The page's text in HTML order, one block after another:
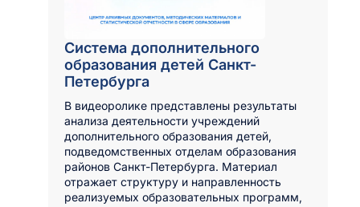
Система дополнительного
образования детей Санкт-
Петербурга
В видеоролике представлены результаты
анализа деятельности учреждений
дополнительного образования детей,
подведомственных отделам образования
районов Санкт-Петербурга. Материал
отражает структуру и направленность
реализуемых образовательных программ,